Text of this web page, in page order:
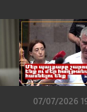
07/07/2026